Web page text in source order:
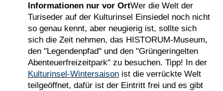
Informationen nur vor OrtWer die Welt der
Turiseder auf der Kulturinsel Einsiedel noch nicht
so genau kennt, aber neugierig ist, sollte sich
sich die Zeit nehmen, das HISTORUM-Museum,
den "Legendenpfad" und den "Grüngeringelten
Abenteuerfreizeitpark" zu besuchen. Tipp! In der
Kulturinsel-Wintersaisonist die verrückte Welt
teilgeöffnet, dafür ist der Eintritt frei und es gibt